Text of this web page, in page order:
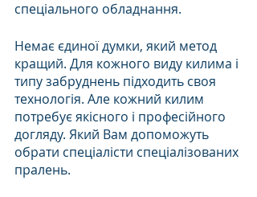
спеціального обладнання.
Немає єдиної думки, який метод
кращий. Для кожного виду килима і
типу забруднень підходить своя
технологія. Але кожний килим
потребує якісного і професійного
догляду. Який Вам допоможуть
обрати спеціалісти спеціалізованих
пралень.